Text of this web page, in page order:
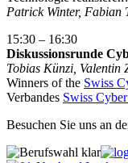
Patrick Winter, Fabian
15:30 – 16:30
Diskussionsrunde
Tobias Künzi, Valentin
Winners of the Swiss
Verbandes Swiss
Besuchen Sie uns an